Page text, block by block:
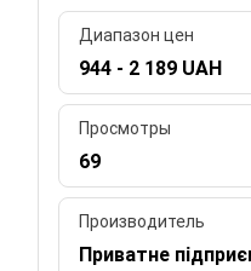
Диапазон цен
944 - 2 189 UAH
Просмотры
69
Производитель
Приватне